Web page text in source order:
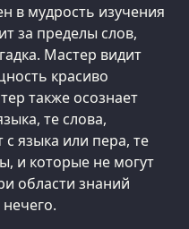
в мудрость изучения
за пределы слов,
Мастер видит
красиво
также осознает
те слова,
с языка или пера, те
и которые не могут
области знаний